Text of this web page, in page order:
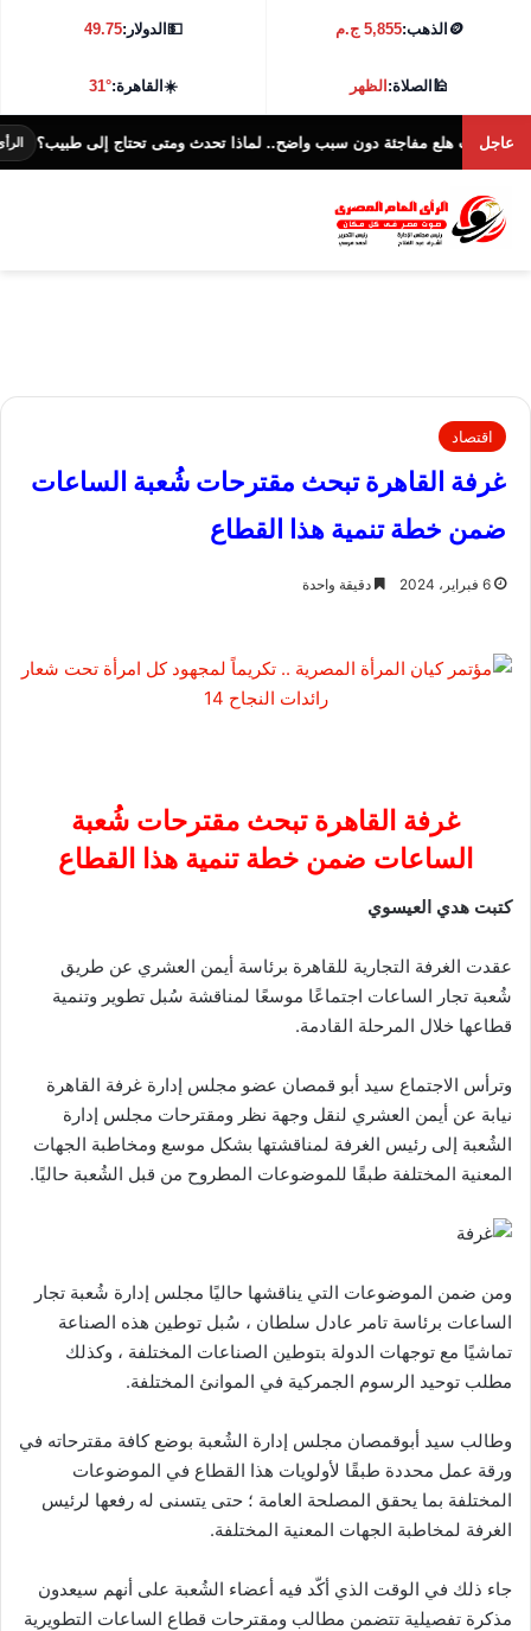
🪙 الذهب:5,855 ج.م 💵الدولار:49.75
🕌الصلاة:الظهر ☀️القاهرة:31°
عاجلهلع مفاجئة دون سبب واضح.. لماذا تحدث ومتى تحتاج إلى طبيب؟ الرأى العام
اقتصاد
غرفة القاهرة تبحث مقترحات شُعبة الساعات
ضمن خطة تنمية هذا القطاع
6 فبراير، 2024 دقيقة واحدة
غرفة القاهرة تبحث مقترحات شُعبة
الساعات ضمن خطة تنمية هذا القطاع
كتبت هدي العيسوي
عقدت الغرفة التجارية للقاهرة برئاسة أيمن العشري عن طريق
شُعبة تجار الساعات اجتماعًا موسعًا لمناقشة سُبل تطوير وتنمية
قطاعها خلال المرحلة القادمة.
وترأس الاجتماع سيد أبو قمصان عضو مجلس إدارة غرفة القاهرة
نيابة عن أيمن العشري لنقل وجهة نظر ومقترحات مجلس إدارة
الشُعبة إلى رئيس الغرفة لمناقشتها بشكل موسع ومخاطبة الجهات
المعنية المختلفة طبقًا للموضوعات المطروح من قبل الشُعبة حاليًا.
ومن ضمن الموضوعات التي يناقشها حاليًا مجلس إدارة شُعبة تجار
الساعات برئاسة تامر عادل سلطان ، سُبل توطين هذه الصناعة
تماشيًا مع توجهات الدولة بتوطين الصناعات المختلفة ، وكذلك
مطلب توحيد الرسوم الجمركية في الموانئ المختلفة.
وطالب سيد أبوقمصان مجلس إدارة الشُعبة بوضع كافة مقترحاته في
ورقة عمل محددة طبقًا لأولويات هذا القطاع في الموضوعات
المختلفة بما يحقق المصلحة العامة ؛ حتى يتسنى له رفعها لرئيس
الغرفة لمخاطبة الجهات المعنية المختلفة.
جاء ذلك في الوقت الذي أكّد فيه أعضاء الشُعبة على أنهم سيعدون
مذكرة تفصيلية تتضمن مطالب ومقترحات قطاع الساعات التطويرية